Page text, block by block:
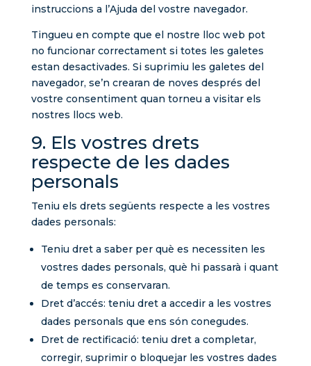
instruccions a l’Ajuda del vostre navegador.
Tingueu en compte que el nostre lloc web pot
no funcionar correctament si totes les galetes
estan desactivades. Si suprimiu les galetes del
navegador, se’n crearan de noves després del
vostre consentiment quan torneu a visitar els
nostres llocs web.
9. Els vostres drets
respecte de les dades
personals
Teniu els drets següents respecte a les vostres
dades personals:
Teniu dret a saber per què es necessiten les
vostres dades personals, què hi passarà i quant
de temps es conservaran.
Dret d’accés: teniu dret a accedir a les vostres
dades personals que ens són conegudes.
Dret de rectificació: teniu dret a completar,
corregir, suprimir o bloquejar les vostres dades